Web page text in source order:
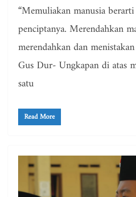
“Memuliakan manusia
penciptanya. Merendahkan
merendahkan dan
Gus Dur- Ungkapan di atas
satu
Read More